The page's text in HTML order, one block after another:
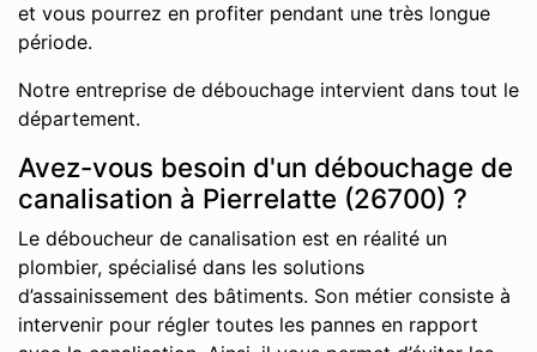
et vous pourrez en profiter pendant une très longue
période.
Notre entreprise de débouchage intervient dans tout le
département.
Avez-vous besoin d'un débouchage de
canalisation à Pierrelatte (26700) ?
Le déboucheur de canalisation est en réalité un
plombier, spécialisé dans les solutions
d’assainissement des bâtiments. Son métier consiste à
intervenir pour régler toutes les pannes en rapport